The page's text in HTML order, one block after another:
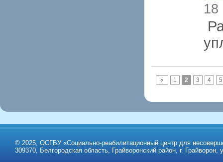
18
« 1 2 3 4 5
© 2025, ОСГБУ «Социально-реабилитационный центр для
309370, Белгородская область, Грайворонский район, г.